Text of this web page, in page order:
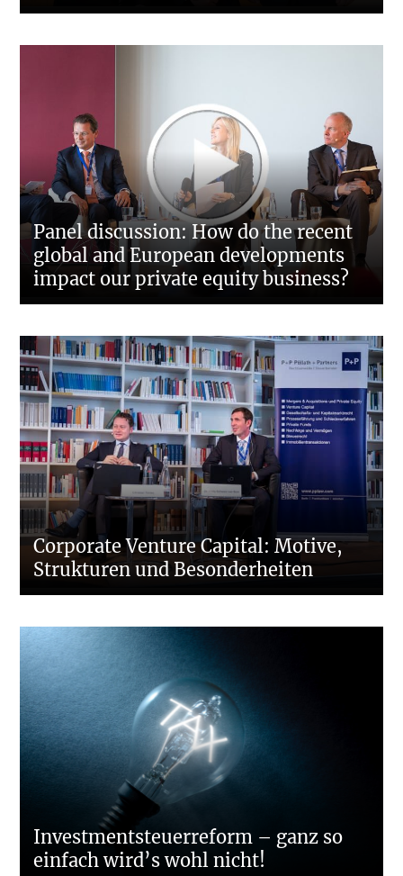
Panel discussion: How do the recent
global and European developments
impact our private equity business?
Corporate Venture Capital: Motive,
Strukturen und Besonderheiten
Investmentsteuerreform – ganz so
einfach wird’s wohl nicht!